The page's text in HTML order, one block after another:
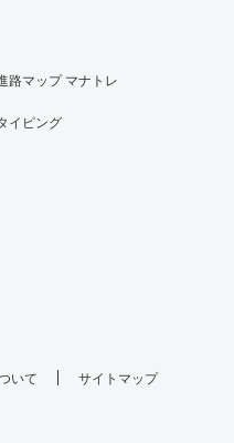
路マップ マナトレ
イピング
いて サイトマップ